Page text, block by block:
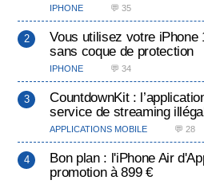
IPHONE 💬 35
Vous utilisez votre iPhone
sans coque de protection
IPHONE 💬 34
CountdownKit :
service de streaming
APPLICATIONS MOBILE 💬 28
Bon plan : l'iPhone Air
promotion à 899 €